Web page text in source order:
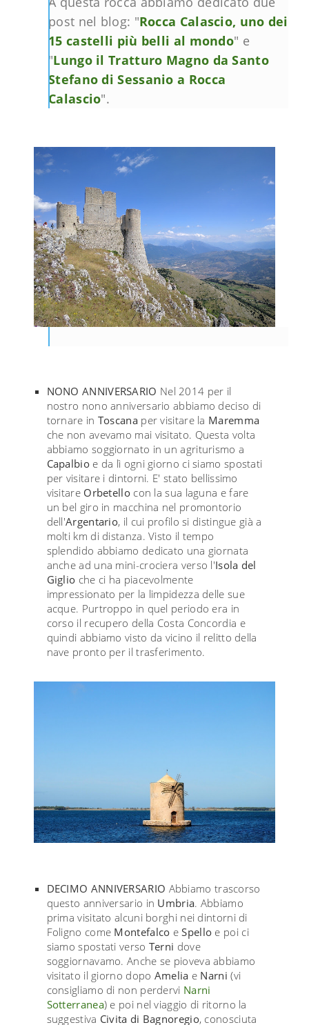
post nel blog: "Rocca Calascio, uno dei
15 castelli più belli al mondo" e
"Lungo il Tratturo Magno da Santo
Stefano di Sessanio a Rocca
Calascio".
NONO ANNIVERSARIO Nel 2014 per il
nostro nono anniversario abbiamo deciso di
tornare in Toscanaper visitare la Maremma
che non avevamo mai visitato. Questa volta
abbiamo soggiornato in un agriturismo a
Capalbioe da lì ogni giorno ci siamo spostati
per visitare i dintorni. E' stato bellissimo
visitare Orbetellocon la sua laguna e fare
un bel giro in macchina nel promontorio
dell'Argentario, il cui profilo si distingue già a
molti km di distanza. Visto il tempo
splendido abbiamo dedicato una giornata
anche ad una mini-crociera verso l'Isola del
Giglio che ci ha piacevolmente
impressionato per la limpidezza delle sue
acque. Purtroppo in quel periodo era in
corso il recupero della Costa Concordia e
quindi abbiamo visto da vicino il relitto della
nave pronto per il trasferimento.
DECIMO ANNIVERSARIO Abbiamo trascorso
questo anniversario in Umbria. Abbiamo
prima visitato alcuni borghi nei dintorni di
Foligno come Montefalco eSpello e poi ci
siamo spostati verso Terni dove
soggiornavamo. Anche se pioveva abbiamo
visitato il giorno dopo Amelia e Narni (vi
consigliamo di non perdervi Narni
Sotterranea) e poi nel viaggio di ritorno la
suggestiva Civita di Bagnoregio, conosciuta